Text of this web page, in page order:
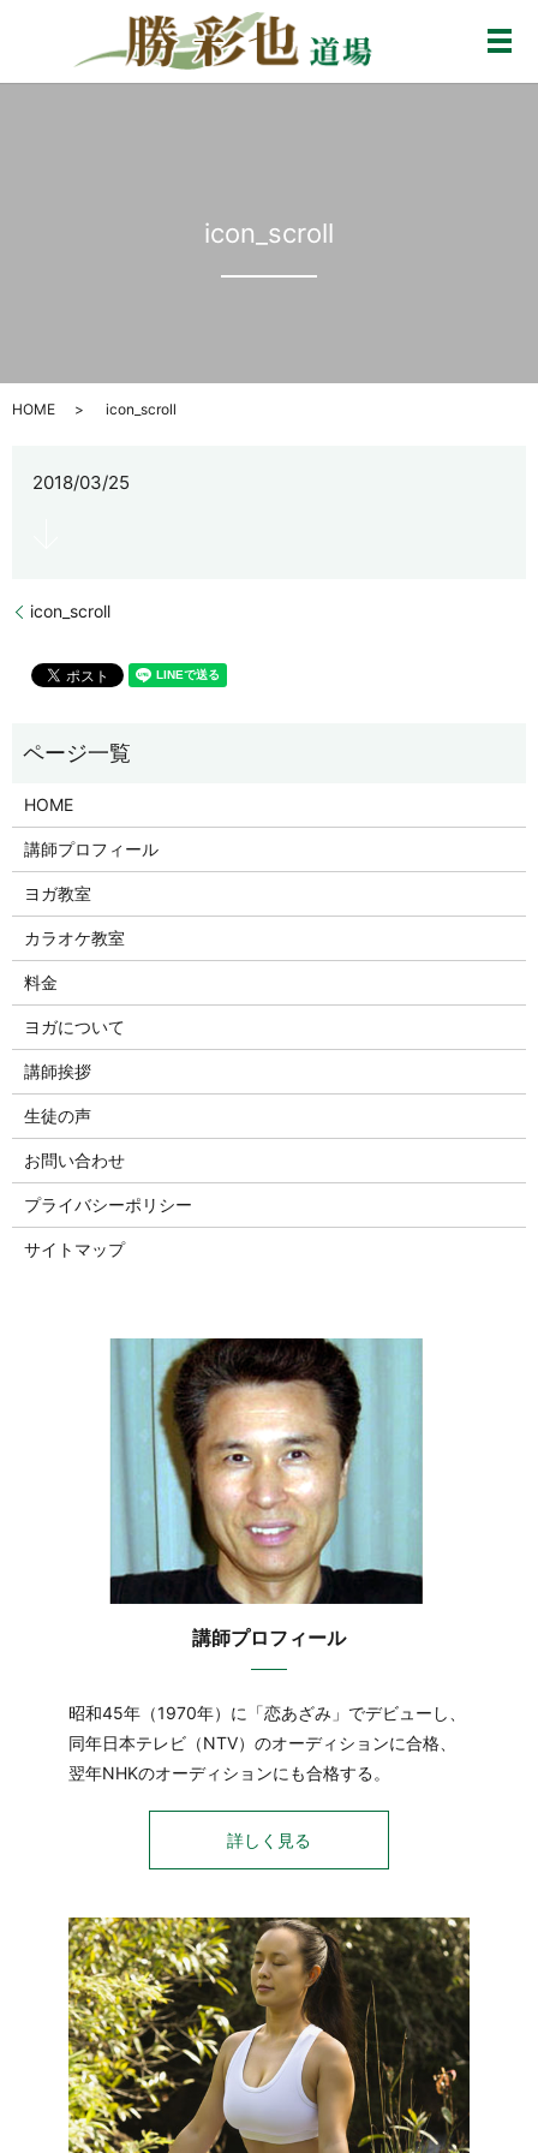
メ
icon_scroll
HOME icon_scroll
2018/03/25
icon_scroll
HOME
講師プロフィール
ヨガ教室
カラオケ教室
料金
ヨガについて
講師挨拶
生徒の声
お問い合わせ
プライバシーポリシー
サイトマップ
講師プロフィール
昭和45年（1970年）に「恋あざみ」でデビューし、
同年日本テレビ（NTV）のオーディションに合格、
翌年NHKのオーディションにも合格する。
詳しく見る